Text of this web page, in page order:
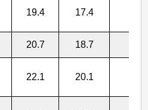
19.4 17.4
20.7 18.7
22.1 20.1